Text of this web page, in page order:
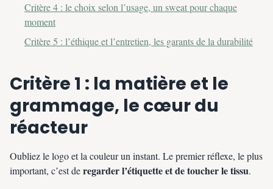
Critère 4 : le choix selon l’usage, un sweat pour chaque
moment
Critère 5 : l’éthique et l’entretien, les garants de la durabilité
Critère 1 : la matière et le
grammage, le cœur du
réacteur
Oubliez le logo et la couleur un instant. Le premier réflexe, le plus
important, c’est deregarder l’étiquette et de toucher le tissu.